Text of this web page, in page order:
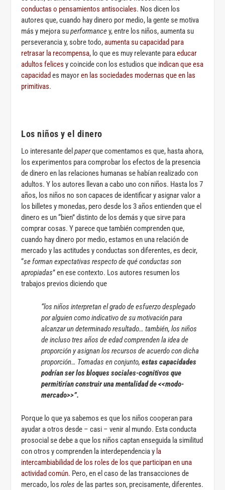
conductas o pensamientos antisociales. Nos dicen los
autores que, cuando hay dinero por medio, la gente se motiva
más y mejora superformancey, entre los niños, aumenta su
perseverancia y, sobre todo,aumenta su capacidad para
retrasar la recompensa, lo que es muy relevante paraeducar
adultos felices y coincide con los estudios que indican que esa
capacidad es mayoren las sociedades modernas que en las
primitivas.
Los niños y el dinero
Lo interesante delpaperque comentamos es que, hasta ahora,
los experimentos para comprobar los efectos de la presencia
de dinero en las relaciones humanas se habían realizado con
adultos. Y los autores llevan a cabo uno con niños. Hasta los 7
años, los niños no son capaces de identificar y asignar valor a
los billetes y monedas, pero desde los 3 años entienden que el
dinero es un “bien” distinto de los demás y que sirve para
comprar cosas. Y parece que también comprenden que,
cuando hay dinero por medio, estamos en una relación de
mercado y las actitudes y conductas son diferentes, es decir,
“se forman expectativas respecto de qué conductas son
apropiadas” en ese contexto. Los autores resumen los
trabajos previos diciendo que
“los niños interpretan el grado de esfuerzo desplegado
por alguien como indicativo de su motivación para
alcanzar un determinado resultado… también, los niños
de incluso tres años de edad comprenden la idea de
proporción y asignan los recursos de acuerdo con dicha
proporción… Tomadas en conjunto,estas capacidades
podrían ser los bloques sociales-cognitivos que
permitirían construir una mentalidad de <<modo-
mercado>>”.
Porque lo que ya sabemos es que los niños cooperan para
ayudar a otros desde – casi – venir al mundo. Esta conducta
prosocial se debe a que los niños captan enseguida la similitud
con otros y comprenden la interdependencia y la
intercambiabilidad de los roles de los que participan en una
actividad común. Pero, en el caso de las transacciones de
mercado, losrolesde las partes son, precisamente, diferentes.